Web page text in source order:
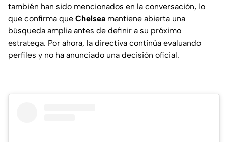
también han sido mencionados en la conversación, lo
que confirma que Chelsea mantiene abierta una
búsqueda amplia antes de definir a su próximo
estratega. Por ahora, la directiva continúa evaluando
perfiles y no ha anunciado una decisión oficial.